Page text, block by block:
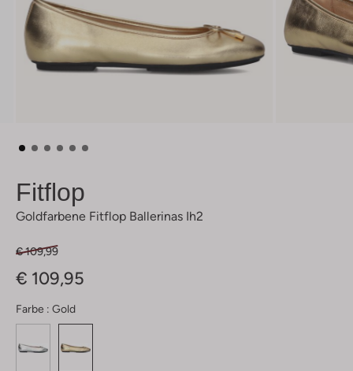
Fitflop
Goldfarbene Fitflop Ballerinas Ih2
€ 109,99
€ 109,95
Farbe : Gold